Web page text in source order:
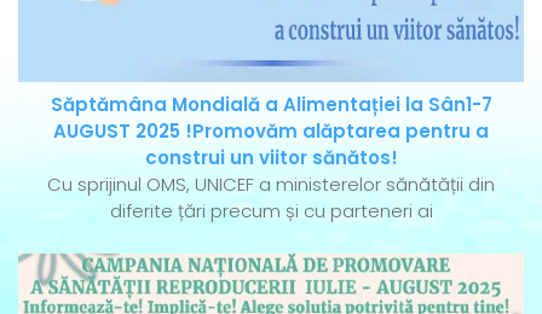
Săptămâna Mondială a Alimentației la Sân1-7
AUGUST 2025 !Promovăm alăptarea pentru a
construi un viitor sănătos!
Cu sprijinul OMS, UNICEF a ministerelor sănătății din
diferite țări precum și cu parteneri ai